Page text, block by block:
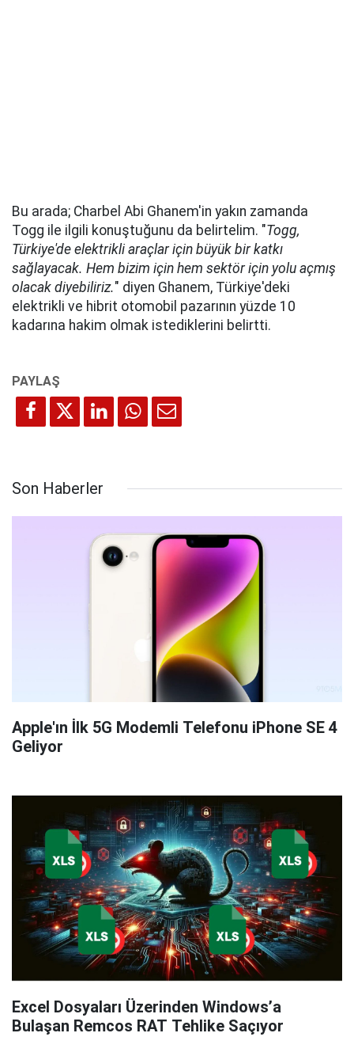
Bu arada; Charbel Abi Ghanem'in yakın zamanda
Togg ile ilgili konuştuğunu da belirtelim. "Togg,
Türkiye'de elektrikli araçlar için büyük bir katkı
sağlayacak. Hem bizim için hem sektör için yolu açmış
olacak diyebiliriz." diyen Ghanem, Türkiye'deki
elektrikli ve hibrit otomobil pazarının yüzde 10
kadarına hakim olmak istediklerini belirtti.
Son Haberler
Apple'ın İlk 5G Modemli Telefonu iPhone SE 4
Geliyor
Excel Dosyaları Üzerinden Windows’a
Bulaşan Remcos RAT Tehlike Saçıyor